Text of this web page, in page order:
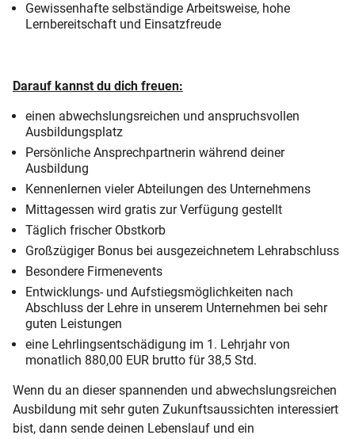
Gewissenhafte selbständige Arbeitsweise, hohe
Lernbereitschaft und Einsatzfreude
Darauf kannst du dich freuen:
einen abwechslungsreichen und anspruchsvollen
Ausbildungsplatz
Persönliche Ansprechpartnerin während deiner
Ausbildung
Kennenlernen vieler Abteilungen des Unternehmens
Mittagessen wird gratis zur Verfügung gestellt
Täglich frischer Obstkorb
Großzügiger Bonus bei ausgezeichnetem Lehrabschluss
Besondere Firmenevents
Entwicklungs- und Aufstiegsmöglichkeiten nach
Abschluss der Lehre in unserem Unternehmen bei sehr
guten Leistungen
eine Lehrlingsentschädigung im 1. Lehrjahr von
monatlich 880,00 EUR brutto für 38,5 Std.
Wenn du an dieser spannenden und abwechslungsreichen
Ausbildung mit sehr guten Zukunftsaussichten interessiert
bist, dann sende deinen Lebenslauf und ein